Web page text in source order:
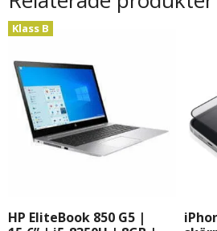
HP EliteBook 850 G5 |
Klass B